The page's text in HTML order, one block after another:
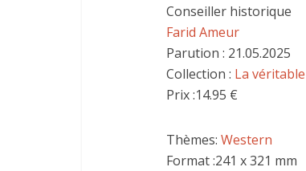
Conseiller historique
Farid Ameur
Parution : 21.05.2025
Collection : La
Prix :14.95 €
Thèmes: Western
Format :241 x 321 mm